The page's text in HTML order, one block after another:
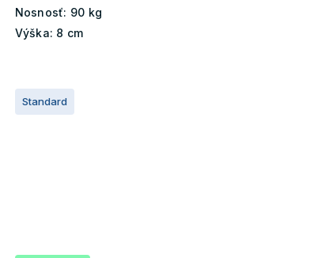
Nosnosť: 90 kg
Výška: 8 cm
Standard